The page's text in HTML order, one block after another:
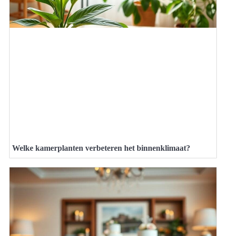
Welke kamerplanten verbeteren het binnenklimaat?